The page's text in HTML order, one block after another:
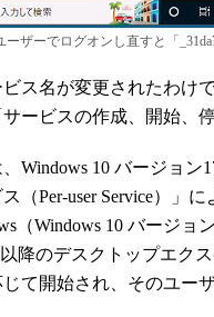
ザーでログオンし直すと「
ス名が変更されたわけ
ービスの作成、開始、
Windows 10 バージョン
（Per-user Service）」
（Windows 10 バージョ
以降のデスクトップエク
て開始され、そのユー